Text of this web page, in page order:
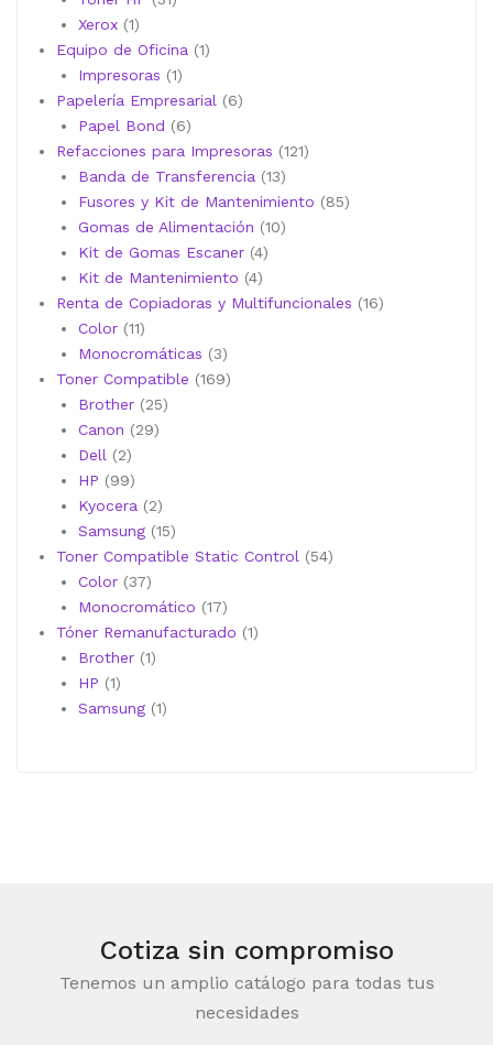
Xerox 11
producto
Equipo de Oficina 11
Impresoras 11
producto
Papelería Empresarial 66
Papel Bond 66
productos
Refacciones para Impresoras 121121
Banda de Transferencia 1313
productos
Fusores y Kit de Mantenimiento 8585
Gomas de Alimentación 1010
Kit de Gomas Escaner 44
Kit de Mantenimiento 44
productos
Renta de Copiadoras y Multifuncionales 1616
Color 1111
productos
Monocromáticas 33
productos
Toner Compatible 169169
Brother 2525
Canon 2929
Dell 22
productos
HP 9999
productos
Kyocera 22
productos
Samsung 1515
productos
Toner Compatible Static Control 5454
Color 3737
productos
Monocromático 1717
productos
Tóner Remanufacturado 11
Brother 11
HP 11
producto
Samsung 11
Cotiza sin compromiso
Tenemos un amplio catálogo para todas tus
necesidades